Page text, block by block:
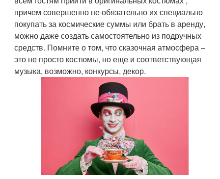
причем совершенно не обязательно их специально
покупать за космические суммы или брать в аренду,
можно даже создать самостоятельно из подручных
средств. Помните о том, что сказочная атмосфера –
это не просто костюмы, но еще и соответствующая
музыка, возможно, конкурсы, декор.